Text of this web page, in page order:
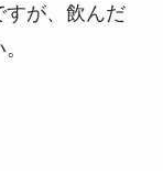
すが、飲んだ